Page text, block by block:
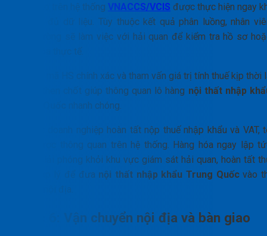
Khai báo trên hệ thống VNACCS/VCIS được thực hiện ngay
có đầy đủ dữ liệu. Tùy thuộc kết quả phân luồng, nhân
hiện trường sẽ làm việc với hải quan để kiểm tra hồ sơ
kiểm hóa thực tế.
Việc áp mã HS chính xác và tham vấn giá trị tính thuế kịp thời
yếu tố then chốt giúp thông quan lô hàng nội thất nhập
nhanh chóng.
Sau khi doanh nghiệp hoàn tất nộp thuế nhập khẩu và VAT,
khai được thông quan trên hệ thống. Hàng hóa ngay lập
được giải phóng khỏi khu vực giám sát hải quan, hoàn tất
tục pháp lý để đưa nội thất nhập khẩu Trung Quốcvào
Bước 6: Vận chuyển nội địa và bàn giao